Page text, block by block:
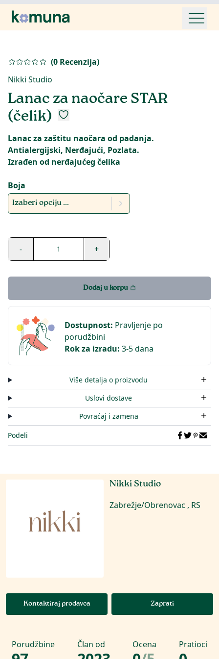
(0 Recenzija)
Nikki Studio
Lanac za naočare STAR
(čelik)
Lanac za zaštitu naočara od padanja.
Antialergijski, Nerđajući, Pozlata.
Izrađen od nerđajućeg čelika
Boja
Izaberi opciju ...
- 1 +
Dodaj u korpu
Dostupnost: Pravljenje po
porudžbini
Rok za izradu: 3-5 dana
Više detalja o proizvodu
Uslovi dostave
Povraćaj i zamena
Podeli
Nikki Studio
Zabrežje/Obrenovac , RS
Kontaktiraj prodavca Zaprati
Porudžbine Član od Ocena Pratioci